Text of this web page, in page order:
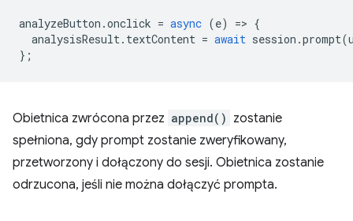
analyzeButton .onclick = async (e) => {
analysisResult. textContent = await session .prompt(
};
Obietnica zwrócona przez append() zostanie
spełniona, gdy prompt zostanie zweryfikowany,
przetworzony i dołączony do sesji. Obietnica zostanie
odrzucona, jeśli nie można dołączyć prompta.